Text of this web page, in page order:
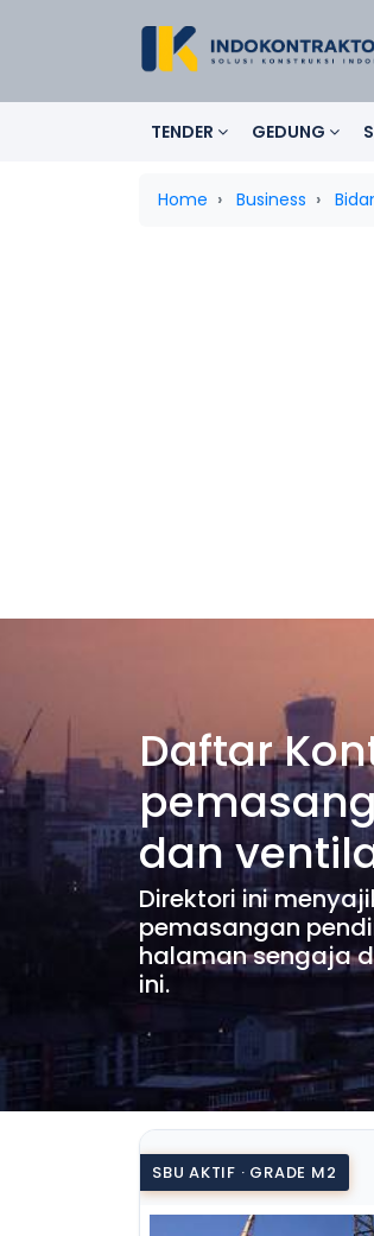
TENDER GEDUNG
Home Business
Daftar
dan
Direktori ini
pemasangan
halaman sengaja
ini.
SBU AKTIF · GRADE M2